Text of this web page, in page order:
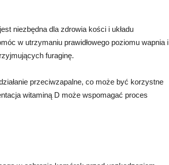
niezbędna dla zdrowia kości i układu
w utrzymaniu prawidłowego poziomu wapnia i
furaginę.
przeciwzapalne, co może być korzystne
witaminą D może wspomagać proces